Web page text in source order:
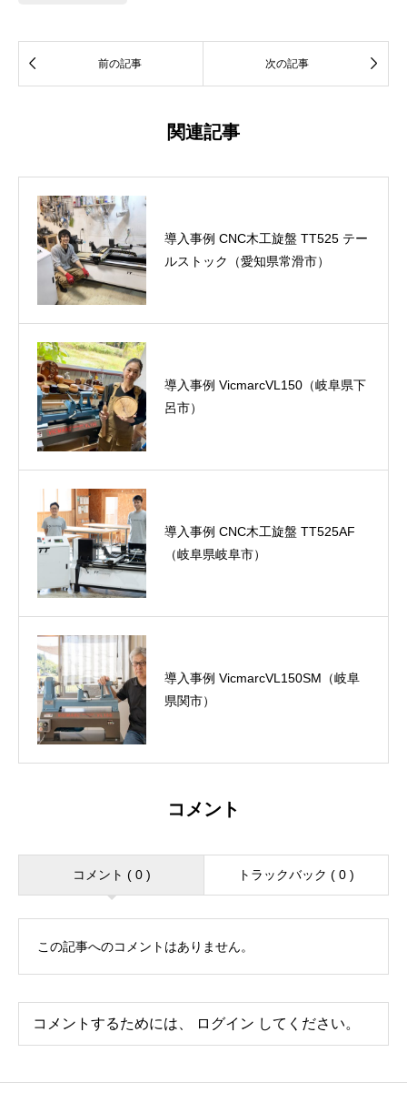
 前の記事 次の記事 
関連記事
導入事例 CNC木工旋盤 TT525 テー
ルストック（愛知県常滑市）
導入事例 VicmarcVL150（岐阜県下
呂市）
導入事例 CNC木工旋盤 TT525AF
（岐阜県岐阜市）
導入事例 VicmarcVL150SM（岐阜
県関市）
コメント
コメント ( 0 ) トラックバック ( 0 )
この記事へのコメントはありません。
コメントするためには、 ログイン してください。